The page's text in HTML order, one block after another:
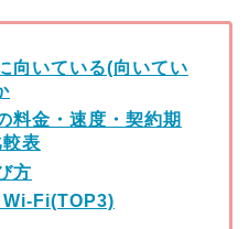
向いている(向いてい
料金・速度・契約期
表
方
Wi-Fi(TOP3)